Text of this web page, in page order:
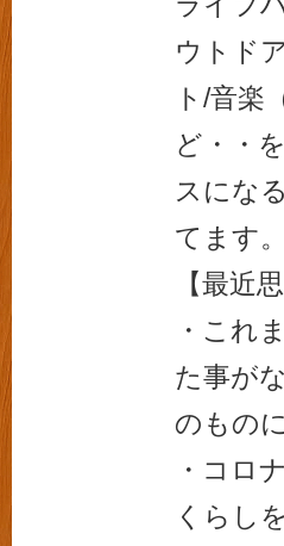
ウトド
ト/音楽
ど・・
スにな
てます。
【最近
・これ
た事が
のもの
・コロ
くらし